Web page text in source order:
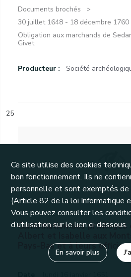
Documents brochés
30 juillet 1648 - 18 décembre 1760
Obligation aux marchands de
Givet.
Producteur : Société
25
Confirmation des privilèges
Pays-Bas et à leurs
Ce site utilise des cookies
bon fonctionnement. Ils ne
personnelle et sont exemptés
(Article 82 de la loi Informatique
Vous pouvez consulter les
d’utilisation sur le lien ci-dessous.
En savoir plus